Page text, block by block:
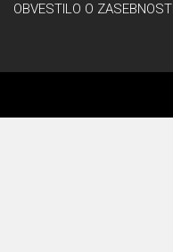
OBVESTILO O ZASEBNOSTI